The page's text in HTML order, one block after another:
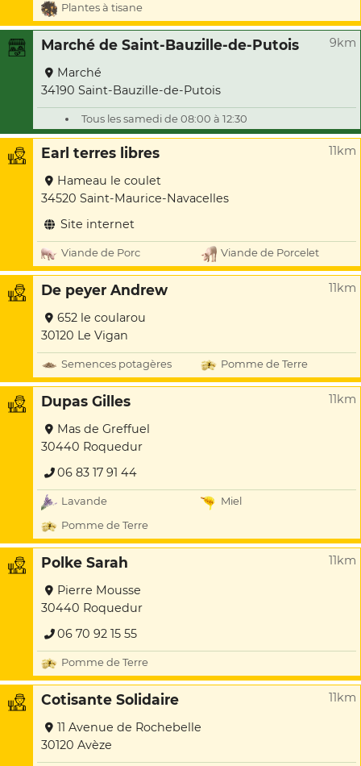
Plantes à tisane
Marché de Saint-Bauzille-de-Putois 9km
Marché
34190 Saint-Bauzille-de-Putois
Tous les samedi de 08:00 à 12:30
Earl terres libres 11km
Hameau le coulet
34520 Saint-Maurice-Navacelles
Site internet
Viande de Porc Viande de Porcelet
De peyer Andrew 11km
652 le coularou
30120 Le Vigan
Semences potagères Pomme de Terre
Dupas Gilles 11km
Mas de Greffuel
30440 Roquedur
06 83 17 91 44
Lavande
Miel
Pomme de Terre
Polke Sarah 11km
Pierre Mousse
30440 Roquedur
06 70 92 15 55
Pomme de Terre
Cotisante Solidaire 11km
11 Avenue de Rochebelle
30120 Avèze